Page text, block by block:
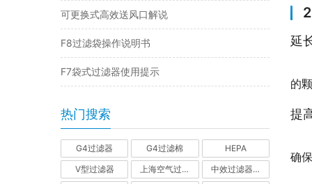
延
的
提
确
可更换式高效送风口解说
F8过滤袋操作说明书
F7袋式过滤器使用提示
热门搜索
G4过滤器 G4过滤棉 HEPA
V型过滤器 上海空气过滤器 中效过滤器-中效空气过滤器